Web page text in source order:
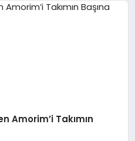
Amorim’i Takımın